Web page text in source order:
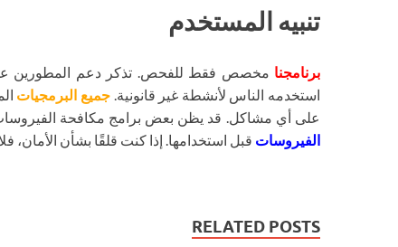
تنبيه المستخدم
برنامجنا مخصص فقط للفحص. تذكر دعم المطورين عن
استخدمه الناس لأنشطة غير قانونية. جميع البرمجيات
على أي مشاكل. قد يظن بعض برامج مكافحة
الفيروسات قبل استخدامها. إذا كنت قلقًا بشأن الأمان، فلا
RELATED POSTS